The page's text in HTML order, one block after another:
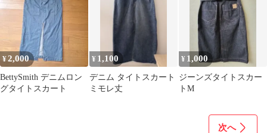
カジュアル sizeS/ブル
ー ■■ レディース
¥2,000
BettySmith デニムロン
グタイトスカート
¥ 1,100
デニム タイトスカート
ミモレ丈
¥ 1,000
ジーンズタイトスカー
トM
次へ